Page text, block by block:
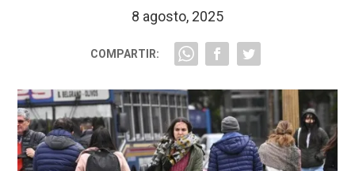
8 agosto, 2025
COMPARTIR: